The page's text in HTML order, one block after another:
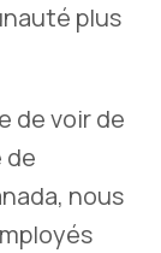
plus
de voir de
de
nous